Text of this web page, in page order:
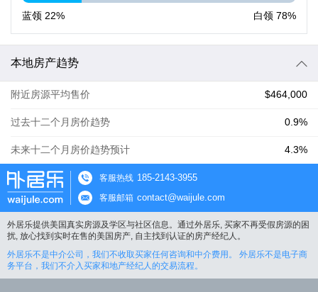
蓝领 22% 白领 78%
本地房产趋势
附近房源平均售价 $464,000
过去十二个月房价趋势 0.9%
未来十二个月房价趋势预计 4.3%
客服热线 185-2143-3955
客服邮箱 contact@waijule.com
外居乐提供美国真实房源及学区与社区信息。通过外居乐, 买家不再受假房源的困
扰, 放心找到实时在售的美国房产, 自主找到认证的房产经纪人。
外居乐不是中介公司，我们不收取买家任何咨询和中介费用。 外居乐不是电子商
务平台，我们不介入买家和地产经纪人的交易流程。